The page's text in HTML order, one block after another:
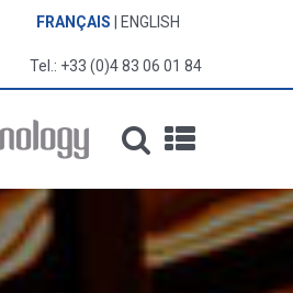
FRANÇAIS ENGLISH
Tel.: +33 (0)4 83 06 01 84